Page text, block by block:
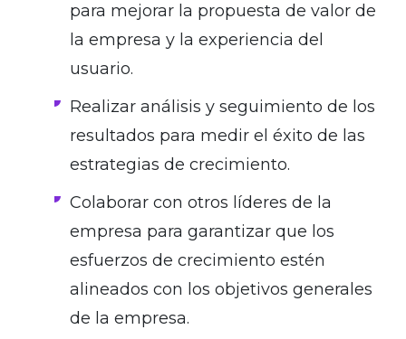
para mejorar la propuesta de valor de
la empresa y la experiencia del
usuario.
Realizar análisis y seguimiento de los
resultados para medir el éxito de las
estrategias de crecimiento.
Colaborar con otros líderes de la
empresa para garantizar que los
esfuerzos de crecimiento estén
alineados con los objetivos generales
de la empresa.